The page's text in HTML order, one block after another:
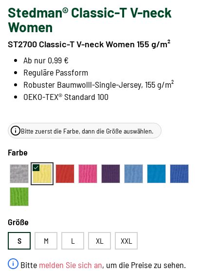
Stedman® Classic-T V-neck
Women
ST2700 Classic-T V-neck Women 155 g/m²
Ab nur 0,99 €
Reguläre Passform
Robuster Baumwolll-Single-Jersey, 155 g/m²
OEKO-TEX® Standard 100
Bitte melden Sie sich an, um die Preise zu sehen.
Bitte zuerst die Farbe, dann die Größe auswählen.
Farbe
Größe
S M L XL XXL